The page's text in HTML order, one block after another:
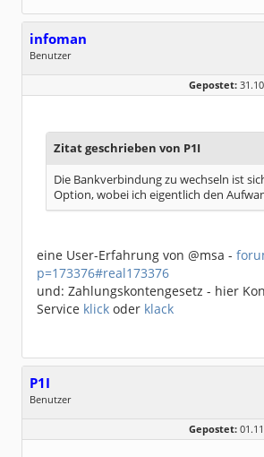
infoman
Benutzer
Geschlecht:
Dabei seit:
06 / 2008
Gepostet:
Zitat geschrieben von P1I
Die Bankverbindung zu wechseln ist
Option, wobei ich eigentlich den
eine User-Erfahrung von @msa -
p=173376#real173376
und: Zahlungskontengesetz - hier
Service klick oder klack
P1I
Benutzer
Dabei seit:
02 / 2008
Gepostet: